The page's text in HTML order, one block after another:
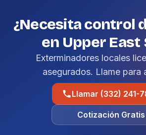
¿Necesita control
en Upper East
Exterminadores locales
asegurados. Llame para
Llamar (332) 241-
Cotización Gratis